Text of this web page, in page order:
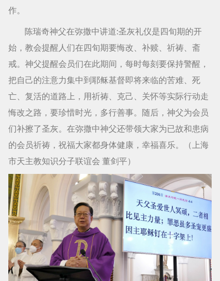
作。
陈瑞奇神父在弥撒中讲道:圣灰礼仪是四旬期的开
始，教会提醒人们在四旬期要悔改、补赎、祈祷、斋
戒。神父提醒会员们在此期间，每时每刻要保持警醒，
把自己的注意力集中到耶稣基督即将来临的苦难、死
亡、复活的道路上，用祈祷、克己、关怀等实际行动走
悔改之路，要珍惜时光，多行善事。随后，神父为会员
们补擦了圣灰。在弥撒中神父还带领大家为已故和患病
的会员祈祷，祝福大家都身体健康，幸福喜乐。（上海
市天主教知识分子联谊会 董剑平）